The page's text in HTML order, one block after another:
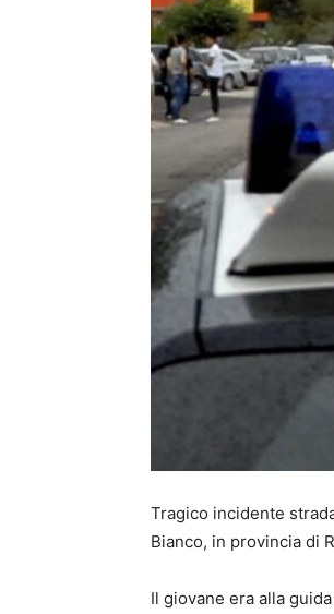
Tragico incidente
Bianco, in provincia di
Il giovane era alla